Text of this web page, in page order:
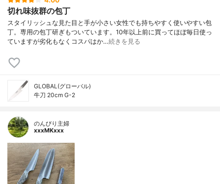
切れ味抜群の包丁
スタイリッシュな見た目と手が小さい女性でも持ちやすく使いやすい包
丁。専用の包丁研ぎもついています。10年以上前に買ってほぼ毎日使っ
ていますが劣化もなくコスパはか…続きを見る
GLOBAL(グローバル)
牛刀 20cm G-2
のんびり主婦
xxxMKxxx